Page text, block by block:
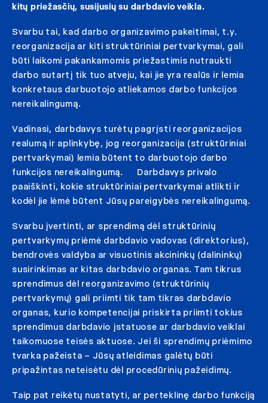
kitų priežasčių, susijusių su darbdavio veikla.
Svarbu tai, kad darbo organizavimo pakeitimai, t.y.
reorganizacija ar kiti struktūriniai pertvarkymai, gali
būti laikomi pakankamomis priežastimis nutraukti
darbo sutartį tik tuo atveju, kai jie yra realūs ir lemia
konkretaus darbuotojo atliekamos darbo funkcijos
nereikalingumą.
Vadinasi, darbdavys turėtų pagrįsti reorganizacijos
realumą ir aplinkybę, jog reorganizacija (struktūriniai
pertvarkymai) lemia būtent to darbuotojo darbo
funkcijos nereikalingumą. Darbdavys privalo
paaiškinti, kokie struktūriniai pertvarkymai atlikti ir
kodėl jie lėmė būtent Jūsų pareigybės nereikalingumą.
Svarbu įvertinti, ar sprendimą dėl struktūrinių
pertvarkymų priėmė darbdavio vadovas (direktorius),
bendrovės valdyba ar visuotinis akcininkų (dalininkų)
susirinkimas ar kitas darbdavio organas. Tam tikrus
sprendimus dėl reorganizavimo (struktūrinių
pertvarkymų) gali priimti tik tam tikras darbdavio
organas, kurio kompetencijai priskirta priimti tokius
sprendimus darbdavio įstatuose ar darbdavio veiklai
taikomuose teisės aktuose. Jei ši sprendimų priėmimo
tvarka pažeista – Jūsų atleidimas galėtų būti
pripažintas neteisėtu dėl procedūrinių pažeidimų.
Taip pat reikėtų nustatyti, ar perteklinę darbo funkciją